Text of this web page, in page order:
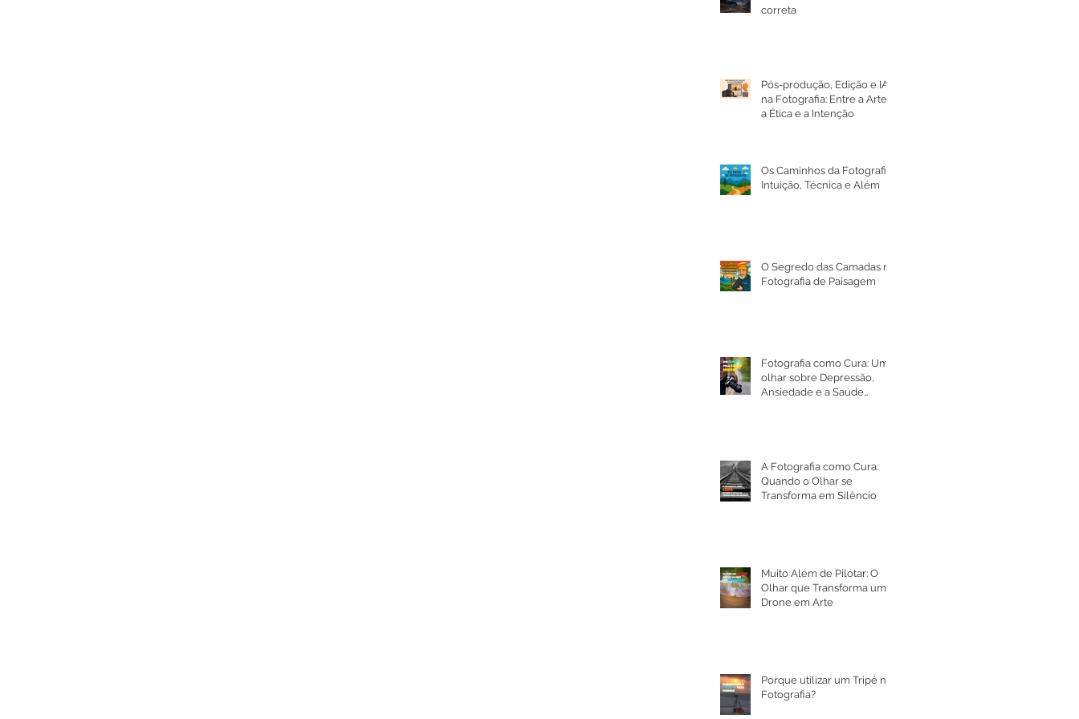
correta
Pós-produção, Edição e IA
na Fotografia: Entre a Arte,
a Ética e a Intenção
Os Caminhos da Fotografia:
Intuição, Técnica e Além
O Segredo das Camadas na
Fotografia de Paisagem
Fotografia como Cura: Um
olhar sobre Depressão,
Ansiedade e a Saúde
A Fotografia como Cura:
Quando o Olhar se
Transforma em Silêncio
Muito Além de Pilotar: O
Olhar que Transforma um
Drone em Arte
Porque utilizar um Tripé na
Fotografia?